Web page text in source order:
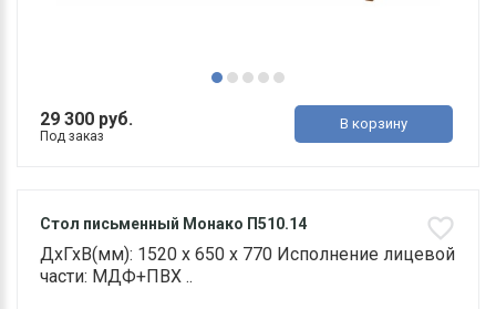
29 300 руб.
Под заказ
В корзину
Стол письменный Монако П510.14
ДхГхВ(мм): 1520 х 650 х 770 Исполнение лицевой
части: МДФ+ПВХ ..